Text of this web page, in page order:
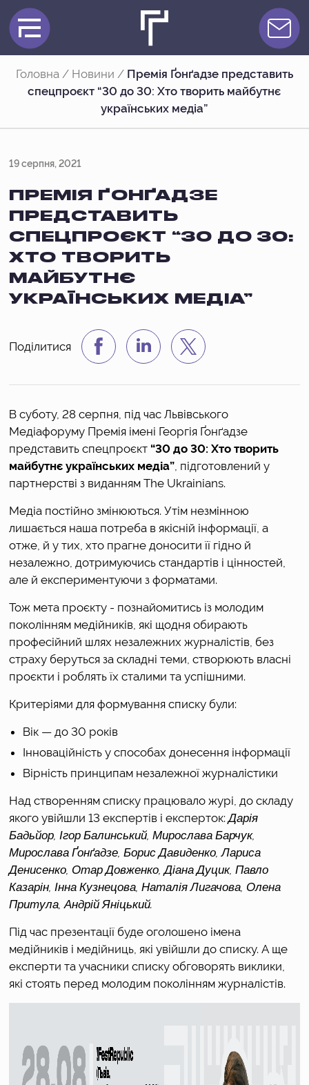
Головна/ Новини / Премія Ґонґадзе представить
спецпроєкт “30 до 30: Хто творить майбутнє
українських медіа”
19 серпня, 2021
ПРЕМІЯ ҐОНҐАДЗЕ
ПРЕДСТАВИТЬ
СПЕЦПРОЄКТ “30 ДО 30:
ХТО ТВОРИТЬ
МАЙБУТНЄ
УКРАЇНСЬКИХ МЕДІА”
Поділитися
В суботу, 28 серпня, під час Львівського
Медіафоруму Премія імені Георгія Ґонґадзе
представить спецпроєкт “30 до 30: Хто творить
майбутнє українських медіа”, підготовлений у
партнерстві з виданням The Ukrainians.
Медіа постійно змінюються. Утім незмінною
лишається наша потреба в якісній інформації, а
отже, й у тих, хто прагне доносити її гідно й
незалежно, дотримуючись стандартів і цінностей,
але й експериментуючи з форматами.
Тож мета проєкту - познайомитись із молодим
поколінням медійників, які щодня обирають
професійний шлях незалежних журналістів, без
страху беруться за складні теми, створюють власні
проєкти і роблять їх сталими та успішними.
Критеріями для формування списку були:
Вік — до 30 років
Інноваційність у способах донесення інформації
Вірність принципам незалежної журналістики
Над створенням списку працювало журі, до складу
якого увійшли 13 експертів і експерток:Дарія
Бадьйор, Ігор Балинський, Мирослава Барчук,
Мирослава Ґонґадзе, Борис Давиденко, Лариса
Денисенко, Отар Довженко, Діана Дуцик, Павло
Казарін, Інна Кузнецова, Наталія Лигачова, Олена
Притула, Андрій Яніцький.
Під час презентації буде оголошено імена
медійників і медійниць, які увійшли до списку. А ще
експерти та учасники списку обговорять виклики,
які стоять перед молодим поколінням журналістів.